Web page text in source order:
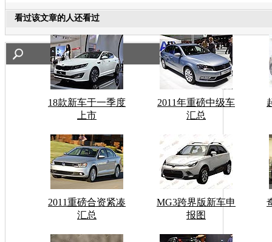
看过该文章的人还看过
18款新车于一季度
上市
2011年重磅中级车
汇总
2011重磅合资紧凑
汇总
MG3跨界版新车申
报图